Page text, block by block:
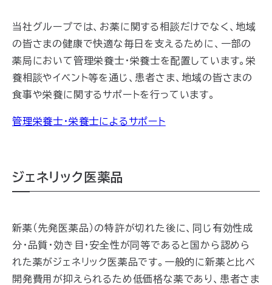
当社グループでは、お薬に関する相談だけでなく、地域
の皆さまの健康で快適な毎日を支えるために、一部の
薬局において管理栄養士・栄養士を配置しています。栄
養相談やイベント等を通じ、患者さま、地域の皆さまの
食事や栄養に関するサポートを行っています。
管理栄養士・栄養士によるサポート
ジェネリック医薬品
新薬（先発医薬品）の特許が切れた後に、同じ有効性成
分・品質・効き目・安全性が同等であると国から認めら
れた薬がジェネリック医薬品です。一般的に新薬と比べ
開発費用が抑えられるため低価格な薬であり、患者さま